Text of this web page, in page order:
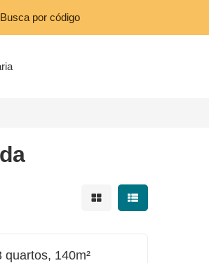
Mostrar resultados em
Mostrar
140m²